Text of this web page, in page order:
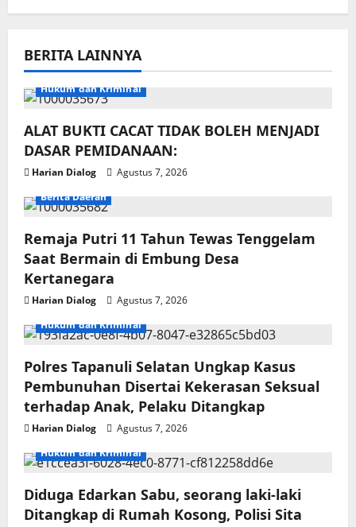
BERITA LAINNYA
Hukum dan Kriminal
ALAT BUKTI CACAT TIDAK BOLEH MENJADI
DASAR PEMIDANAAN:
Harian Dialog
Agustus 7, 2026
Berita Daerah
Remaja Putri 11 Tahun Tewas Tenggelam
Saat Bermain di Embung Desa
Kertanegara
Harian Dialog
Agustus 7, 2026
Hukum dan Kriminal
Polres Tapanuli Selatan Ungkap Kasus
Pembunuhan Disertai Kekerasan Seksual
terhadap Anak, Pelaku Ditangkap
Harian Dialog
Agustus 7, 2026
Hukum dan Kriminal
Diduga Edarkan Sabu, seorang laki-laki
Ditangkap di Rumah Kosong, Polisi Sita